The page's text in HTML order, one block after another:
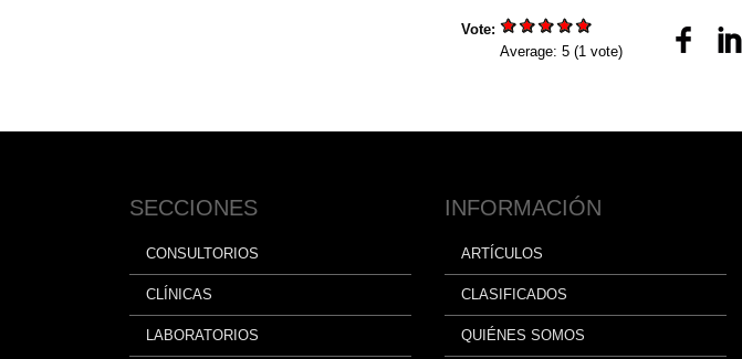
Vote:
Average: 5 (1 vote)
SECCIONES
CONSULTORIOS
CLÍNICAS
LABORATORIOS
INFORMACIÓN
ARTÍCULOS
CLASIFICADOS
QUIÉNES SOMOS